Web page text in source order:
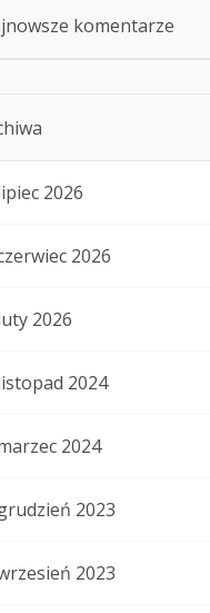
komentarze
2026
2026
2026
2024
2024
2023
2023